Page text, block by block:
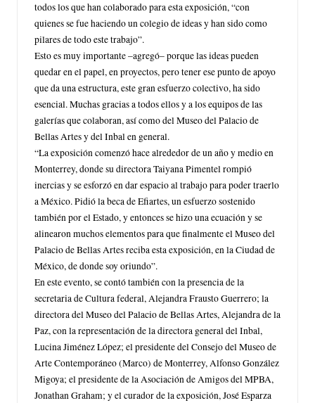
todos los que han colaborado para esta exposición, “con
quienes se fue haciendo un colegio de ideas y han sido como
pilares de todo este trabajo”.
Esto es muy importante –agregó– porque las ideas pueden
quedar en el papel, en proyectos, pero tener ese punto de apoyo
que da una estructura, este gran esfuerzo colectivo, ha sido
esencial. Muchas gracias a todos ellos y a los equipos de las
galerías que colaboran, así como del Museo del Palacio de
Bellas Artes y del Inbal en general.
“La exposición comenzó hace alrededor de un año y medio en
Monterrey, donde su directora Taiyana Pimentel rompió
inercias y se esforzó en dar espacio al trabajo para poder traerlo
a México. Pidió la beca de Efiartes, un esfuerzo sostenido
también por el Estado, y entonces se hizo una ecuación y se
alinearon muchos elementos para que finalmente el Museo del
Palacio de Bellas Artes reciba esta exposición, en la Ciudad de
México, de donde soy oriundo”.
En este evento, se contó también con la presencia de la
secretaria de Cultura federal, Alejandra Frausto Guerrero; la
directora del Museo del Palacio de Bellas Artes, Alejandra de la
Paz, con la representación de la directora general del Inbal,
Lucina Jiménez López; el presidente del Consejo del Museo de
Arte Contemporáneo (Marco) de Monterrey, Alfonso González
Migoya; el presidente de la Asociación de Amigos del MPBA,
Jonathan Graham; y el curador de la exposición, José Esparza